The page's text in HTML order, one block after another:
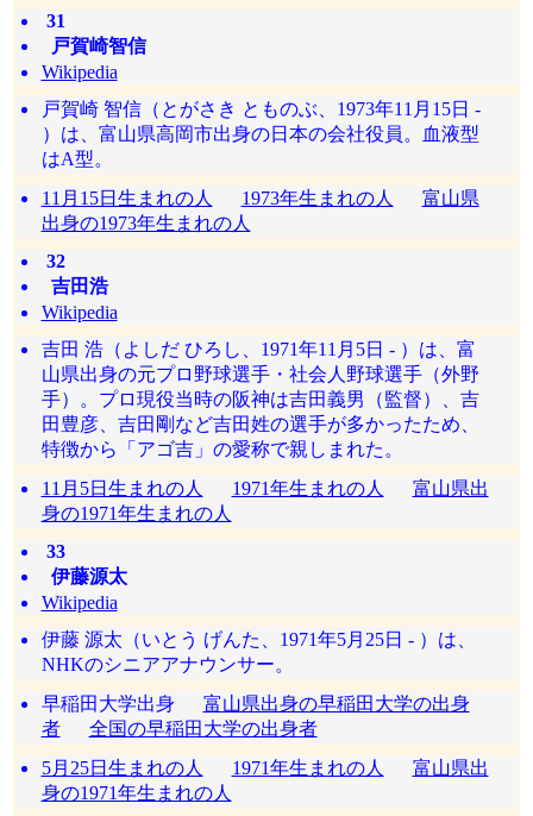
31
戸賀崎智信
Wikipedia
戸賀崎 智信（とがさき とものぶ、1973年11月15日 -
）は、富山県高岡市出身の日本の会社役員。血液型
はA型。
11月15日生まれの人
1973年生まれの人
富山県
出身の1973年生まれの人
32
吉田浩
Wikipedia
吉田 浩（よしだ ひろし、1971年11月5日 - ）は、富
山県出身の元プロ野球選手・社会人野球選手（外野
手）。プロ現役当時の阪神は吉田義男（監督）、吉
田豊彦、吉田剛など吉田姓の選手が多かったため、
特徴から「アゴ吉」の愛称で親しまれた。
11月5日生まれの人
1971年生まれの人
富山県出
身の1971年生まれの人
33
伊藤源太
Wikipedia
伊藤 源太（いとう げんた、1971年5月25日 - ）は、
NHKのシニアアナウンサー。
早稲田大学出身 富山県出身の早稲田大学の出身
者
全国の早稲田大学の出身者
5月25日生まれの人
1971年生まれの人
富山県出
身の1971年生まれの人